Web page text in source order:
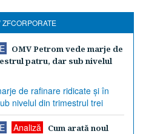
ZFCORPORATE
OMV Petrom vede marje de
patru, dar sub nivelul
Analiză
Cum arată noul